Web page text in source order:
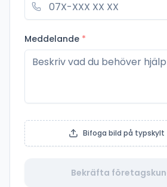
Meddelande *
Bifoga bild på
Bekräfta